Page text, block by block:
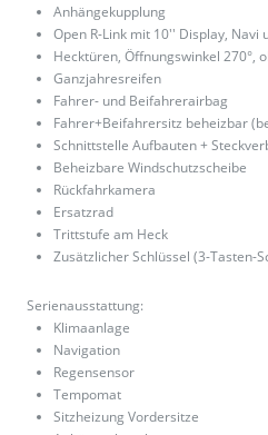
Anhängekupplung
Open R-Link mit 10'' Display,
Hecktüren, Öffnungswinkel 270°,
Ganzjahresreifen
Fahrer- und Beifahrerairbag
Fahrer+Beifahrersitz beheizbar
Schnittstelle Aufbauten +
Beheizbare Windschutzscheibe
Rückfahrkamera
Ersatzrad
Trittstufe am Heck
Zusätzlicher Schlüssel (3-Tasten-
Serienausstattung:
Klimaanlage
Navigation
Regensensor
Tempomat
Sitzheizung Vordersitze